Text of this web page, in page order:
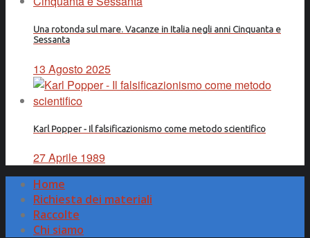
Una rotonda sul mare. Vacanze in Italia negli anni Cinquanta e
Sessanta
13 Agosto 2025
Karl Popper - Il falsificazionismo come metodo scientifico
27 Aprile 1989
Home
Richiesta dei materiali
Raccolte
Chi siamo